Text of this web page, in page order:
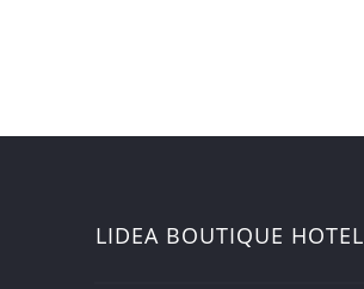
LIDEA BOUTIQUE HOTEL